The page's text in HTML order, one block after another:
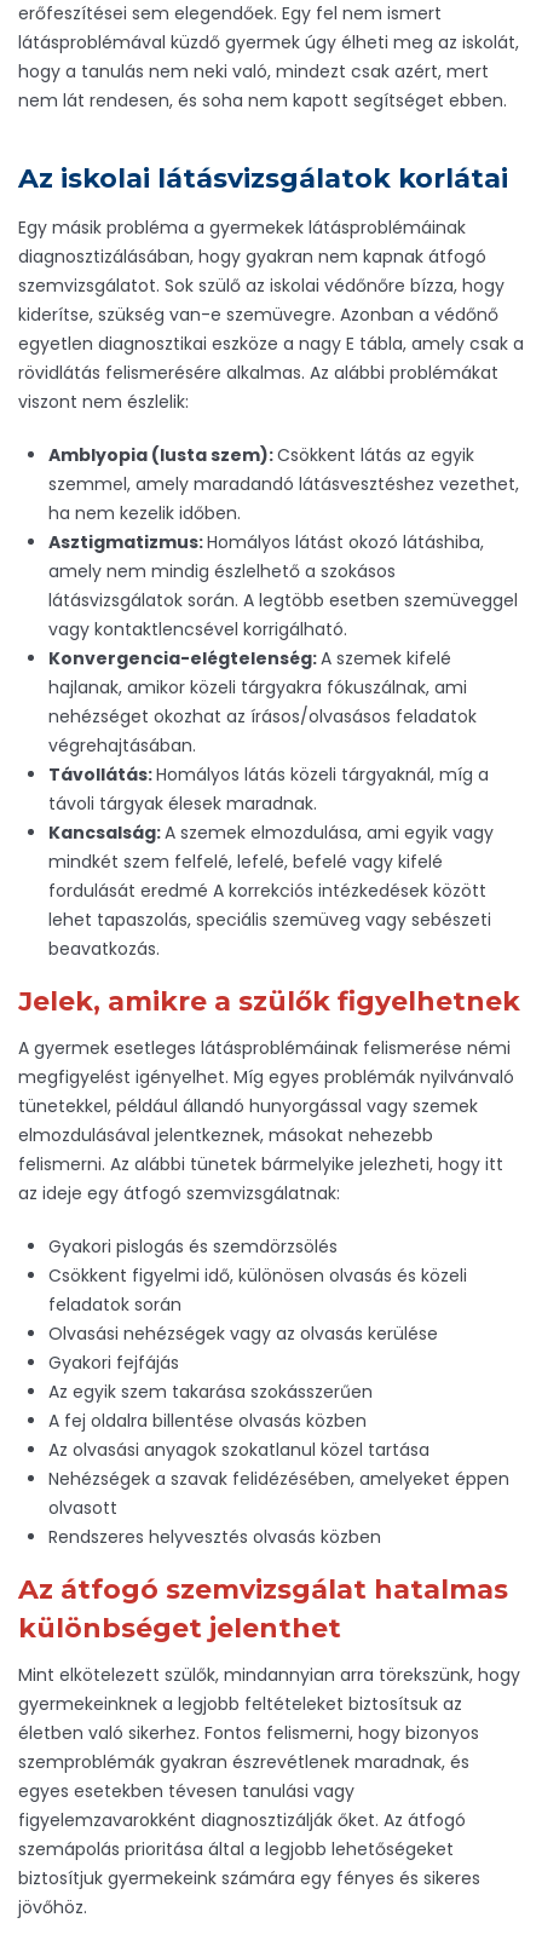
erőfeszítései sem elegendőek. Egy fel nem ismert
látásproblémával küzdő gyermek úgy élheti meg az iskolát,
hogy a tanulás nem neki való, mindezt csak azért, mert
nem lát rendesen, és soha nem kapott segítséget ebben.
Az iskolai látásvizsgálatok korlátai
Egy másik probléma a gyermekek látásproblémáinak
diagnosztizálásában, hogy gyakran nem kapnak átfogó
szemvizsgálatot. Sok szülő az iskolai védőnőre bízza, hogy
kiderítse, szükség van-e szemüvegre. Azonban a védőnő
egyetlen diagnosztikai eszköze a nagy E tábla, amely csak a
rövidlátás felismerésére alkalmas. Az alábbi problémákat
viszont nem észlelik:
Amblyopia (lusta szem):Csökkent látás az egyik
szemmel, amely maradandó látásvesztéshez vezethet,
ha nem kezelik időben.
Asztigmatizmus:Homályos látást okozó látáshiba,
amely nem mindig észlelhető a szokásos
látásvizsgálatok során. A legtöbb esetben szemüveggel
vagy kontaktlencsével korrigálható.
Konvergencia-elégtelenség:A szemek kifelé
hajlanak, amikor közeli tárgyakra fókuszálnak, ami
nehézséget okozhat az írásos/olvasásos feladatok
végrehajtásában.
Távollátás:Homályos látás közeli tárgyaknál, míg a
távoli tárgyak élesek maradnak.
Kancsalság:A szemek elmozdulása, ami egyik vagy
mindkét szem felfelé, lefelé, befelé vagy kifelé
fordulását eredmé A korrekciós intézkedések között
lehet tapaszolás, speciális szemüveg vagy sebészeti
beavatkozás.
Jelek, amikre a szülők figyelhetnek
A gyermek esetleges látásproblémáinak felismerése némi
megfigyelést igényelhet. Míg egyes problémák nyilvánvaló
tünetekkel, például állandó hunyorgással vagy szemek
elmozdulásával jelentkeznek, másokat nehezebb
felismerni. Az alábbi tünetek bármelyike jelezheti, hogy itt
az ideje egy átfogó szemvizsgálatnak:
Gyakori pislogás és szemdörzsölés
Csökkent figyelmi idő, különösen olvasás és közeli
feladatok során
Olvasási nehézségek vagy az olvasás kerülése
Gyakori fejfájás
Az egyik szem takarása szokásszerűen
A fej oldalra billentése olvasás közben
Az olvasási anyagok szokatlanul közel tartása
Nehézségek a szavak felidézésében, amelyeket éppen
olvasott
Rendszeres helyvesztés olvasás közben
Az átfogó szemvizsgálat hatalmas
különbséget jelenthet
Mint elkötelezett szülők, mindannyian arra törekszünk, hogy
gyermekeinknek a legjobb feltételeket biztosítsuk az
életben való sikerhez. Fontos felismerni, hogy bizonyos
szemproblémák gyakran észrevétlenek maradnak, és
egyes esetekben tévesen tanulási vagy
figyelemzavarokként diagnosztizálják őket. Az átfogó
szemápolás prioritása által a legjobb lehetőségeket
biztosítjuk gyermekeink számára egy fényes és sikeres
jövőhöz.